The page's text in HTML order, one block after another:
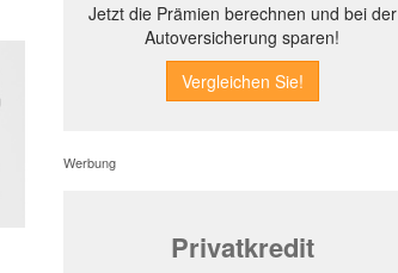
Jetzt die Prämien berechnen und bei der
Autoversicherung sparen!
Werbung
Privatkredit